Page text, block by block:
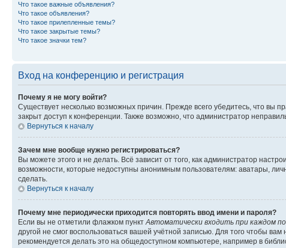
Что такое важные объявления?
Что такое объявления?
Что такое прилепленные темы?
Что такое закрытые темы?
Что такое значки тем?
Вход на конференцию и регистрация
Почему я не могу войти?
Существует несколько возможных причин. Прежде всего убедитесь, что вы
закрыт доступ к конференции. Также возможно, что администратор
Вернуться к началу
Зачем мне вообще нужно регистрироваться?
Вы можете этого и не делать. Всё зависит от того, как администратор
возможности, которые недоступны анонимным пользователям: аватары,
сделать.
Вернуться к началу
Почему мне периодически приходится повторять ввод имени и пароля?
Если вы не отметили флажком пунктАвтоматически входить при каждом
другой не смог воспользоваться вашей учётной записью. Для того чтобы
рекомендуется делать это на общедоступном компьютере, например в